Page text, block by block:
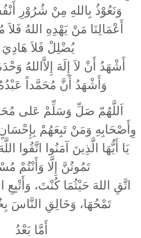
وَنَعُوْذُ بِاللهِ مِنْ شُرُوْرِ
أَعْمَالِنَا مَنْ يَهْدِهِ اللهُ
يُضْلِلْ فَلاَ هَادِيَ
أَشْهَدُ أَنْ لاَ إِلَهَ إِلاَّاللهُ
وَأَشْهَدُ أَنَّ مُحَمَّداً
اَللَّهُمّ صَلِّ وَسَلِّمْ عَلى
وِأَصْحَابِهِ وَمَنْ تَبِعَهُمْ
يَا أَيُّهَا الَّذِينَ آمَنُوا اتَّقُوا
تَمُوتُنَّ إِلَّا وَأَنْتُمْ
اتَّقِ اللهَ حَيْثُمَا كُنْتَ،
تَمْحُهَا، وَخَالِقِ
أَمَّا بَعْدُ